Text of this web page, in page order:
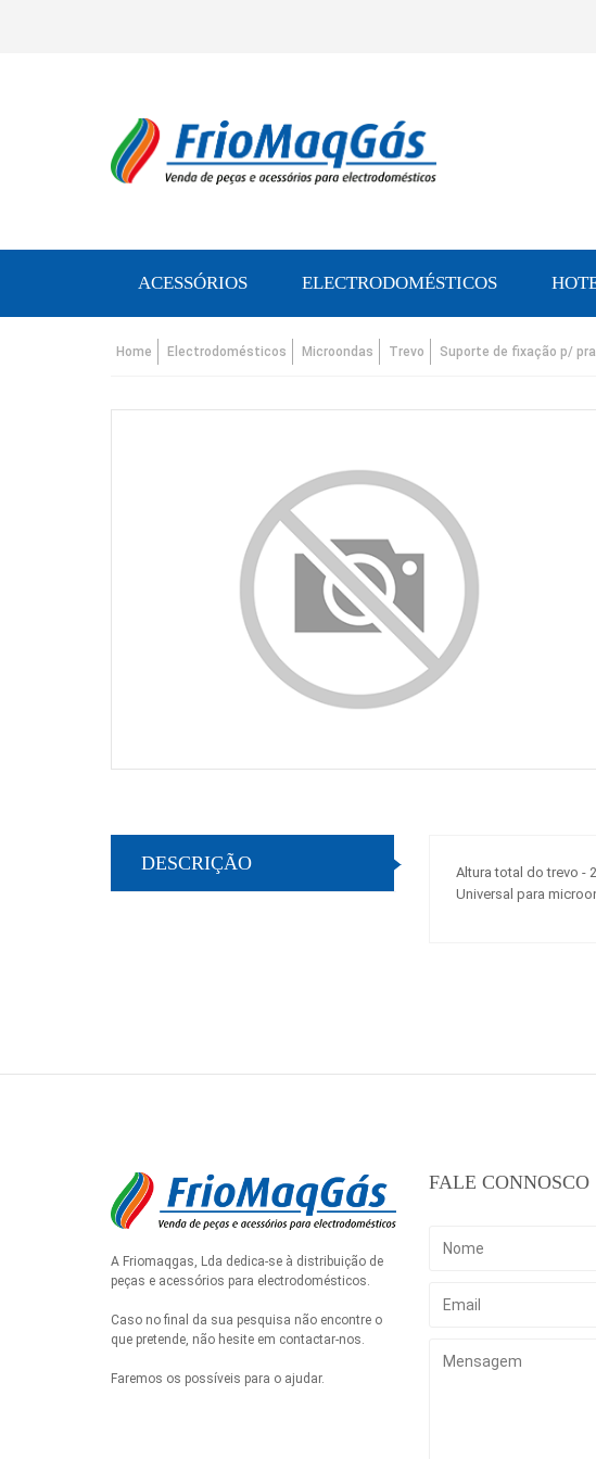
ACESSÓRIOS ELECTRODOMÉSTICOS
Home Electrodomésticos Microondas Trevo Suporte de fixação p/
DESCRIÇÃO
Altura total do trevo -
Universal para
A Friomaqgas, Lda dedica-se à distribuição de
peças e acessórios para electrodomésticos.
Caso no final da sua pesquisa não encontre o
que pretende, não hesite em contactar-nos.
Faremos os possíveis para o ajudar.
FALE CONNOSCO